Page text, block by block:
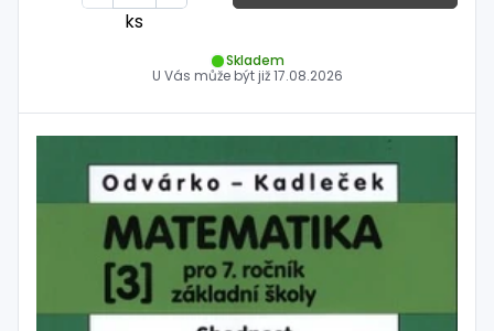
ks
Skladem
U Vás může být již17.08.2026